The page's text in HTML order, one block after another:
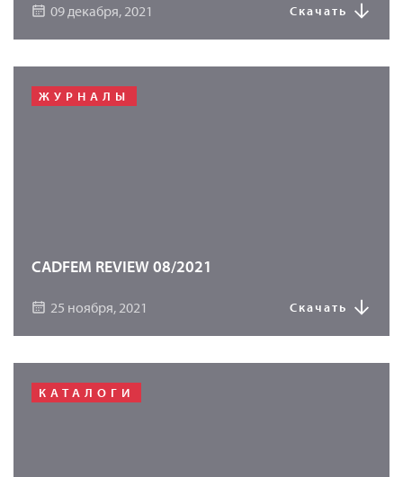
09 декабря, 2021 Скачать
ЖУРНАЛЫ
CADFEM REVIEW 08/2021
25 ноября, 2021 Скачать
КАТАЛОГИ